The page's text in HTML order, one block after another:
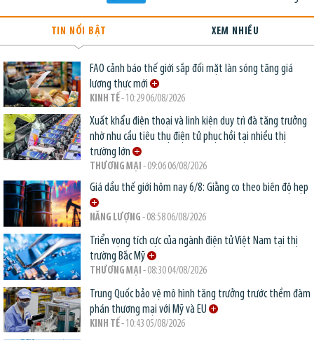
TIN NỔI BẬT XEM NHIỀU
FAO cảnh báo thế giới sắp đối mặt làn sóng tăng giá
lương thực mới
KINH TẾ- 10:29 06/08/2026
Xuất khẩu điện thoại và linh kiện duy trì đà tăng trưởng
nhờ nhu cầu tiêu thụ điện tử phục hồi tại nhiều thị
trường lớn
THƯƠNG MẠI - 09:06 06/08/2026
Giá dầu thế giới hôm nay 6/8: Giằng co theo biên độ hẹp
NĂNG LƯỢNG - 08:58 06/08/2026
Triển vọng tích cực của ngành điện tử Việt Nam tại thị
trường Bắc Mỹ
THƯƠNG MẠI - 08:30 04/08/2026
Trung Quốc bảo vệ mô hình tăng trưởng trước thềm đàm
phán thương mại với Mỹ và EU
KINH TẾ- 10:43 05/08/2026